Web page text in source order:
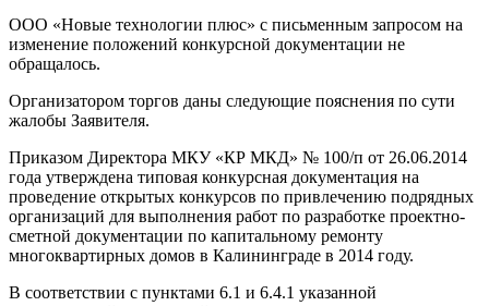
ООО «Новые технологии плюс» с письменным запросом на
изменение положений конкурсной документации не
обращалось.
Организатором торгов даны следующие пояснения по сути
жалобы Заявителя.
Приказом Директора МКУ «КР МКД» № 100/п от 26.06.2014
года утверждена типовая конкурсная документация на
проведение открытых конкурсов по привлечению подрядных
организаций для выполнения работ по разработке проектно-
сметной документации по капитальному ремонту
многоквартирных домов в Калининграде в 2014 году.
В соответствии с пунктами 6.1 и 6.4.1 указанной